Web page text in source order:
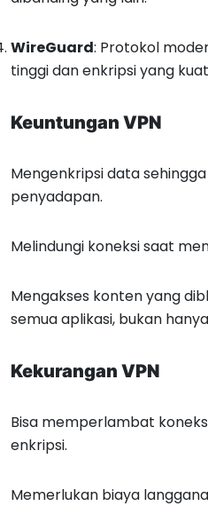
WireGuard: Protokol
tinggi dan enkripsi yang
Keuntungan VPN
Mengenkripsi data
penyadapan.
Melindungi koneksi saat
Mengakses konten yang
semua aplikasi, bukan
Kekurangan VPN
Bisa memperlambat
enkripsi.
Memerlukan biaya